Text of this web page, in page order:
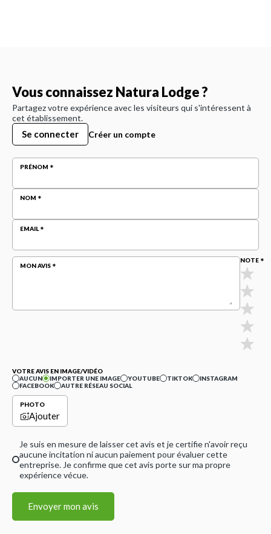
Vous connaissez Natura Lodge ?
Partagez votre expérience avec les visiteurs qui s'intéressent à
cet établissement.
Se connecter Créer un compte
PRÉNOM
NOM
EMAIL
MON AVIS
NOTE
VOTRE AVIS EN IMAGE/VIDÉO
AUCUN
IMPORTER UNE IMAGE YOUTUBE TIKTOK
INSTAGRAM
FACEBOOK
AUTRE RÉSEAU SOCIAL
PHOTO
Ajouter
Je suis en mesure de laisser cet avis et je certifie n'avoir reçu
aucune incitation ni aucun paiement pour évaluer cette
entreprise. Je confirme que cet avis porte sur ma propre
expérience vécue.
Envoyer mon avis